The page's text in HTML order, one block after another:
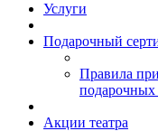
Услуги
Подарочный
Правила
подарочных
Акции театра